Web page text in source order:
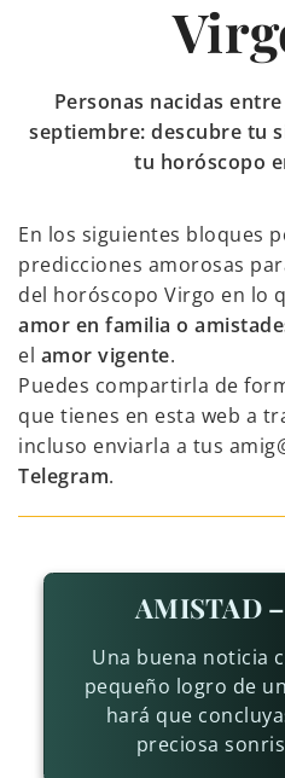
Personas nacidas
septiembre: descubre tu
tu horóscopo
En los siguientes bloques
predicciones amorosas
del horóscopo Virgo en lo
amor en familia o
el amor vigente.
Puedes compartirla de
que tienes en esta web a
incluso enviarla a tus
Telegram.
AMISTAD
Una buena noticia
pequeño logro de
hará que
preciosa